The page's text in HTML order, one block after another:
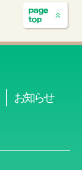
お知らせ